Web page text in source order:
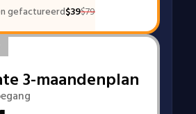
gefactureerd$39$79
3-maandenplan